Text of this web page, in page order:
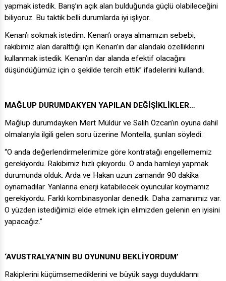
yapmak istedik. Barış’ın açık alan bulduğunda güçlü olabileceğini
biliyoruz. Bu taktik belli durumlarda iyi işliyor.
Kenan’ı sokmak istedim. Kenan’ı oraya almamızın sebebi,
rakibimiz alan daralttığı için Kenan’ın dar alandaki özelliklerini
kullanmak istedik. Kenan’ın dar alanda efektif olacağını
düşündüğümüz için o şekilde tercih ettik” ifadelerini kullandı.
MAĞLUP DURUMDAKYEN YAPILAN DEĞİŞİKLİKLER…
Mağlup durumdayken Mert Müldür ve Salih Özcan’ın oyuna dahil
olmalarıyla ilgili gelen soru üzerine Montella, şunları söyledi:
“O anda değerlendirmelerimize göre kontratağı engellememiz
gerekiyordu. Rakibimiz hızlı çıkıyordu. O anda hamleyi yapmak
durumunda olduk. Arda ve Hakan uzun zamandır 90 dakika
oynamadılar. Yanlarına enerji katabilecek oyuncular koymamız
gerekiyordu. Farklı kombinasyonlar denedik. Daha zamanımız var.
O yüzden istediğimizi elde etmek için elimizden gelenin en iyisini
yapacağız.”
‘AVUSTRALYA’NIN BU OYUNUNU BEKLİYORDUM’
Rakiplerini küçümsemediklerini ve büyük saygı duyduklarını